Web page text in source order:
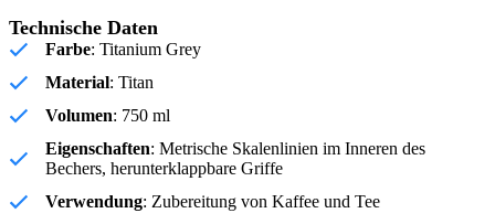
Technische Daten
Farbe: Titanium Grey
Material: Titan
Volumen: 750 ml
Eigenschaften: Metrische Skalenlinien im Inneren des
Bechers, herunterklappbare Griffe
Verwendung: Zubereitung von Kaffee und Tee